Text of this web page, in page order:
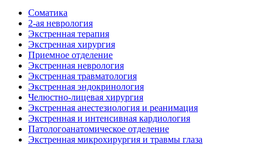
Cоматика
2-ая неврология
Экстренная терапия
Экстренная хирургия
Приемное отделение
Экстренная неврология
Экстренная травматология
Экстренная эндокринология
Челюстно-лицевая хирургия
Экстренная анестезиология и реанимация
Экстренная и интенсивная кардиология
Патологоанатомическое отделение
Экстренная микрохирургия и травмы глаза